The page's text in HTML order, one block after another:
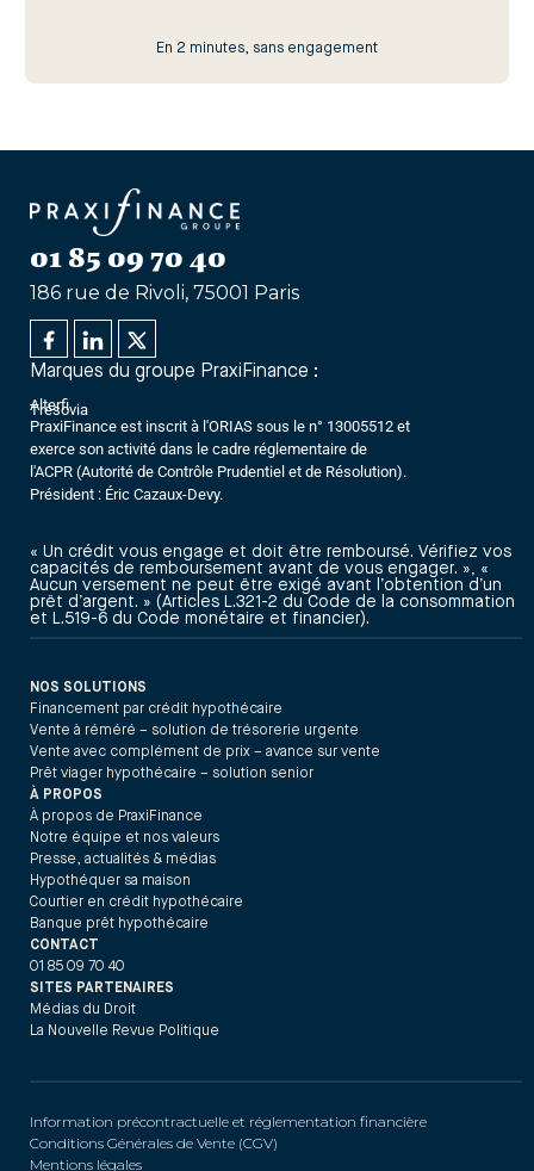
En 2 minutes, sans engagement
01 85 09 70 40
186 rue de Rivoli, 75001 Paris
Marques du groupe PraxiFinance :
Alterfi
Trésovia
PraxiFinance est inscrit à l'ORIAS sous le n° 13005512 et
exerce son activité dans le cadre réglementaire de
l'ACPR (Autorité de Contrôle Prudentiel et de Résolution).
Président : Éric Cazaux-Devy.
« Un crédit vous engage et doit être remboursé. Vérifiez vos
capacités de remboursement avant de vous engager. », «
Aucun versement ne peut être exigé avant l’obtention d’un
prêt d’argent. » (Articles L.321-2 du Code de la consommation
et L.519-6 du Code monétaire et financier).
NOS SOLUTIONS
Financement par crédit hypothécaire
Vente à réméré – solution de trésorerie urgente
Vente avec complément de prix – avance sur vente
Prêt viager hypothécaire – solution senior
À PROPOS
À propos de PraxiFinance
Notre équipe et nos valeurs
Presse, actualités & médias
Hypothéquer sa maison
Courtier en crédit hypothécaire
Banque prêt hypothécaire
CONTACT
01 85 09 70 40
SITES PARTENAIRES
Médias du Droit
La Nouvelle Revue Politique
Information précontractuelle et réglementation financière
Conditions Générales de Vente (CGV)
Mentions légales